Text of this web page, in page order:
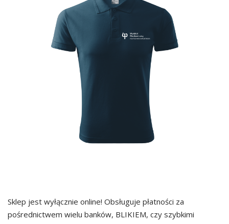
Sklep jest wyłącznie online! Obsługuje płatności za
pośrednictwem wielu banków, BLIKIEM, czy szybkimi